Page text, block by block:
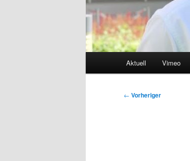
Aktuell Vimeo
Beitragsnavigation
← Vorheriger